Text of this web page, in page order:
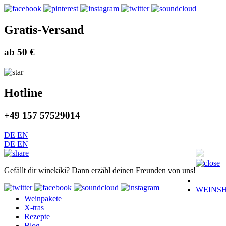
Gratis-Versand
ab 50 €
Hotline
+49 157 57529014
DE EN
DE EN
Gefällt dir winekiki? Dann erzähl deinen Freunden von uns!
Weinpakete
X-tras
Rezepte